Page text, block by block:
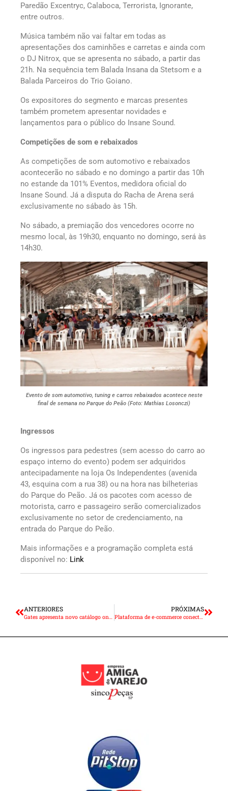
Paredão Excentryc, Calaboca, Terrorista, Ignorante,
entre outros.
Música também não vai faltar em todas as
apresentações dos caminhões e carretas e ainda com
o DJ Nitrox, que se apresenta no sábado, a partir das
21h. Na sequência tem Balada Insana da Stetsom e a
Balada Parceiros do Trio Goiano.
Os expositores do segmento e marcas presentes
também prometem apresentar novidades e
lançamentos para o público do Insane Sound.
Competições de som e rebaixados
As competições de som automotivo e rebaixados
acontecerão no sábado e no domingo a partir das 10h
no estande da 101% Eventos, medidora oficial do
Insane Sound. Já a disputa do Racha de Arena será
exclusivamente no sábado às 15h.
No sábado, a premiação dos vencedores ocorre no
mesmo local, às 19h30, enquanto no domingo, será às
14h30.
Evento de som automotivo, tuning e carros rebaixados acontece neste
final de semana no Parque do Peão (Foto: Mathias Losonczi)
Ingressos
Os ingressos para pedestres (sem acesso do carro ao
espaço interno do evento) podem ser adquiridos
antecipadamente na loja Os Independentes (avenida
43, esquina com a rua 38) ou na hora nas bilheterias
do Parque do Peão. Já os pacotes com acesso de
motorista, carro e passageiro serão comercializados
exclusivamente no setor de credenciamento, na
entrada do Parque do Peão.
Mais informações e a programação completa está
disponível no: Link
ANTERIORES
Gates apresenta novo catálogo online da linha leve automotiva
PRÓXIMAS
Plataforma de e-commerce conecta oficinas e lojas de autopeças